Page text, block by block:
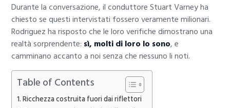
Durante la conversazione, il conduttore Stuart Varney ha
chiesto se questi intervistati fossero veramente milionari.
Rodriguez ha risposto che le loro verifiche dimostrano una
realtà sorprendente: sì, molti di loro lo sono, e
camminano accanto a noi senza che nessuno li noti.
Table of Contents
Ricchezza costruita fuori dai riflettori